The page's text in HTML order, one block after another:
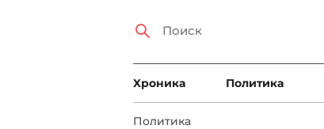
Xроника Политика
Политика